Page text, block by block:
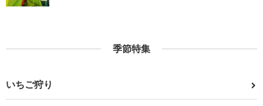
季節特集
いちご狩り